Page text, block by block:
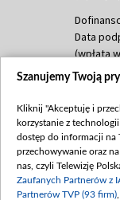
Data
(wpłata
(wpłata
mln,
Data
(wpłata
Szanujemy Twoją
Kliknij "Akceptuję i
korzystanie z
dostęp do informacji na
przechowywanie oraz
nas, czyli Telewizję
Zaufanych Partnerów z
Partnerów TVP (93 firm)